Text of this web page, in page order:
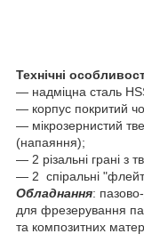
Технічні
— надміцна сталь
― корпус покритий
― мікрозернистий
(напаяння);
― 2 різальні грані з
― 2 спіральні
Обладнання:
для фрезерування
та композитних